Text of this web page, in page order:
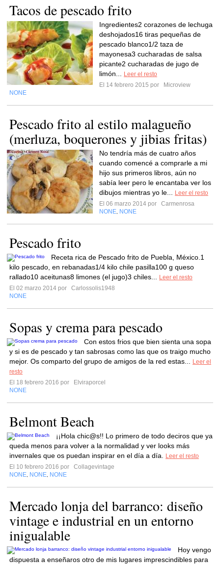
Tacos de pescado frito
Ingredientes2 corazones de lechuga
deshojados16 tiras pequeñas de
pescado blanco1/2 taza de
mayonesa3 cucharadas de salsa
picante2 cucharadas de jugo de
limón...
Leer el resto
El 14 febrero 2015 por
Microview
NONE
Pescado frito al estilo malagueño
(merluza, boquerones y jibias fritas)
No tendría más de cuatro años
cuando comencé a comprarle a mi
hijo sus primeros libros, aún no
sabía leer pero le encantaba ver los
dibujos mientras yo le...
Leer el resto
El 06 marzo 2014 por
Carmenrosa
NONE NONE
Pescado frito
Receta rica de Pescado frito de Puebla, México.1
kilo pescado, en rebanadas1/4 kilo chile pasilla100 g queso
rallado10 aceitunas8 limones (el jugo)3 chiles...
Leer el resto
El 02 marzo 2014 por
Carlossolis1948
NONE
Sopas y crema para pescado
Con estos frios que bien sienta una sopa
y si es de pescado y tan sabrosas como las que os traigo mucho
mejor. Os comparto del grupo de amigos de la red estas...
Leer el
resto
El 18 febrero 2016 por
Elviraporcel
NONE
Belmont Beach
¡¡Hola chic@s!! Lo primero de todo deciros que ya
queda menos para volver a la normalidad y ver looks más
invernales que os puedan inspirar en el día a día.
Leer el resto
El 10 febrero 2016 por
Collagevintage
NONE NONE NONE
Mercado lonja del barranco: diseño
vintage e industrial en un entorno
inigualable
Hoy vengo
dispuesta a enseñaros otro de mis lugares imprescindibles para